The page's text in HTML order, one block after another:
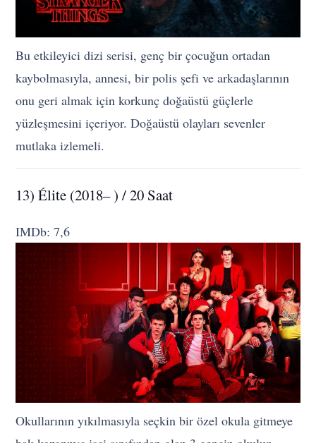
Bu etkileyici dizi serisi, genç bir çocuğun ortadan
kaybolmasıyla, annesi, bir polis şefi ve arkadaşlarının
onu geri almak için korkunç doğaüstü güçlerle
yüzleşmesini içeriyor. Doğaüstü olayları sevenler
mutlaka izlemeli.
13) Élite (2018– ) / 20 Saat
IMDb: 7,6
Okullarının yıkılmasıyla seçkin bir özel okula gitmeye